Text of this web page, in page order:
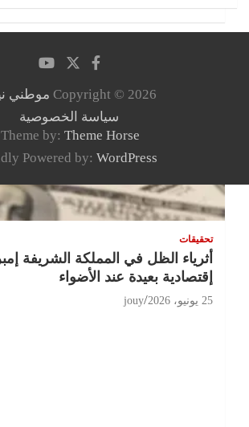
تحقيقات
أثرياء الظل في المملكة الشريفة
إقتصادية بعيدة عند الأضواء
25 يونيو، 2026 jouy
Copyright © 2026 موطني
سياسة الخصوصية
Theme by: Theme Horse
Powered by: WordPress